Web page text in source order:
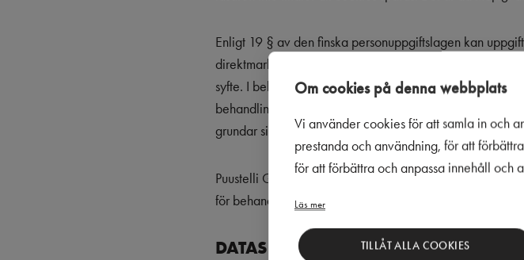
Enligt 19 § av den finska personuppgiftslagen kan
direktmarknadsföringssyfte om inte användaren har
syfte. I behandlingen av uppgifterna kan tredje parter
behandling för vårt företags räkning. Annan behandling
grundar sig på lagens särskilda bestämmelse.
Puustelli Group Oy har vidtagit nödvändiga rimliga
för behandlingen.
DATASKYDD
Om cookies på denna webbplats
Vi använder cookies för att samla in och
prestanda och användning, för att
för att förbättra och anpassa innehåll och
Läs mer
TILLÅT ALLA COOKIES